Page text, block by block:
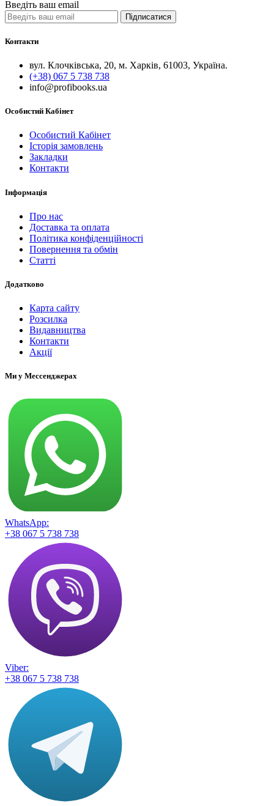
Введіть ваш email
Підписатися
Контакти
вул. Клочківська, 20, м. Харків, 61003, Україна.
(+38) 067 5 738 738
info@profibooks.ua
Особистий Кабінет
Особистий Кабінет
Історія замовлень
Закладки
Контакти
Інформація
Про нас
Доставка та оплата
Політика конфіденційності
Повернення та обмін
Статті
Додатково
Карта сайту
Розсилка
Видавництва
Контакти
Акції
Ми у Мессенджерах
WhatsApp:
+38 067 5 738 738
Viber:
+38 067 5 738 738